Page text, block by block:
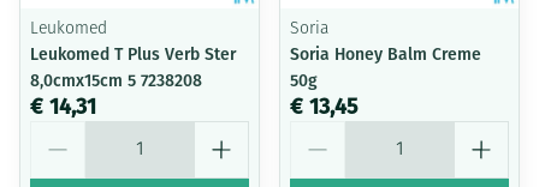
Leukomed
Leukomed T Plus Verb Ster
8,0cmx15cm 5 7238208
€ 14,31
Soria
Soria Honey Balm Creme
50g
€ 13,45